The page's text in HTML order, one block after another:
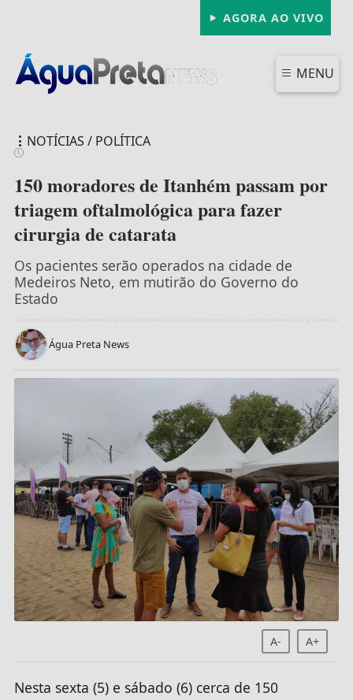
AGORA AO VIVO
MENU
NOTÍCIAS / POLÍTICA
150 moradores de Itanhém passam por
triagem oftalmológica para fazer
cirurgia de catarata
Os pacientes serão operados na cidade de
Medeiros Neto, em mutirão do Governo do
Estado
Água Preta News
A- A+
Nesta sexta (5) e sábado (6) cerca de 150